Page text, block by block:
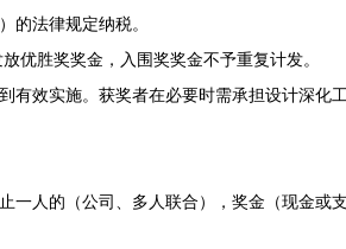
法律规定纳税。
优胜奖奖金，入围奖奖金不予重复计发。
有效实施。获奖者在必要时需承担设计深化
一人的（公司、多人联合），奖金（现金或